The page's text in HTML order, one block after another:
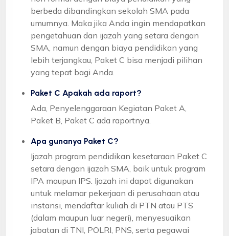
berbeda dibandingkan sekolah SMA pada
umumnya. Maka jika Anda ingin mendapatkan
pengetahuan dan ijazah yang setara dengan
SMA, namun dengan biaya pendidikan yang
lebih terjangkau, Paket C bisa menjadi pilihan
yang tepat bagi Anda.
Paket C Apakah ada raport?
Ada, Penyelenggaraan Kegiatan Paket A,
Paket B, Paket C ada raportnya.
Apa gunanya Paket C?
Ijazah program pendidikan kesetaraan Paket C
setara dengan ijazah SMA, baik untuk program
IPA maupun IPS. Ijazah ini dapat digunakan
untuk melamar pekerjaan di perusahaan atau
instansi, mendaftar kuliah di PTN atau PTS
(dalam maupun luar negeri), menyesuaikan
jabatan di TNI, POLRI, PNS, serta pegawai